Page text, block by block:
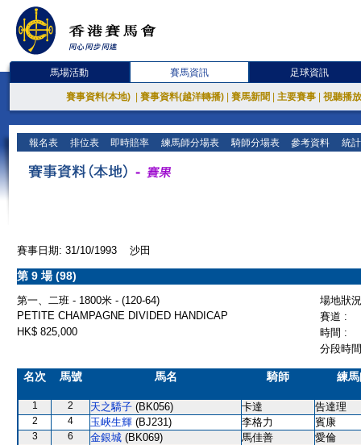
馬場活動 賽馬資訊 足球資訊
賽事資料(本地) 賽事資料(越洋轉播) 賽馬新聞 主要賽事 視聽播
報名表 排位表 即時賠率 練馬師分場表 騎師分場表 參考資料 統
賽事日期: 31/10/1993 沙田
第 9 場 (98)
第一、二班 - 1800米 - (120-64)
場地狀
PETITE CHAMPAGNE DIVIDED HANDICAP
賽道 :
HK$ 825,000
時間 :
分段時
名次 馬號 馬名 騎師 練
1 2 天之驕子 (BK056) 卡達 告達理
2 4 玉峽生輝 (BJ231) 李格力 賓康
3 6 金銀城 (BK069) 馬佳善 愛倫